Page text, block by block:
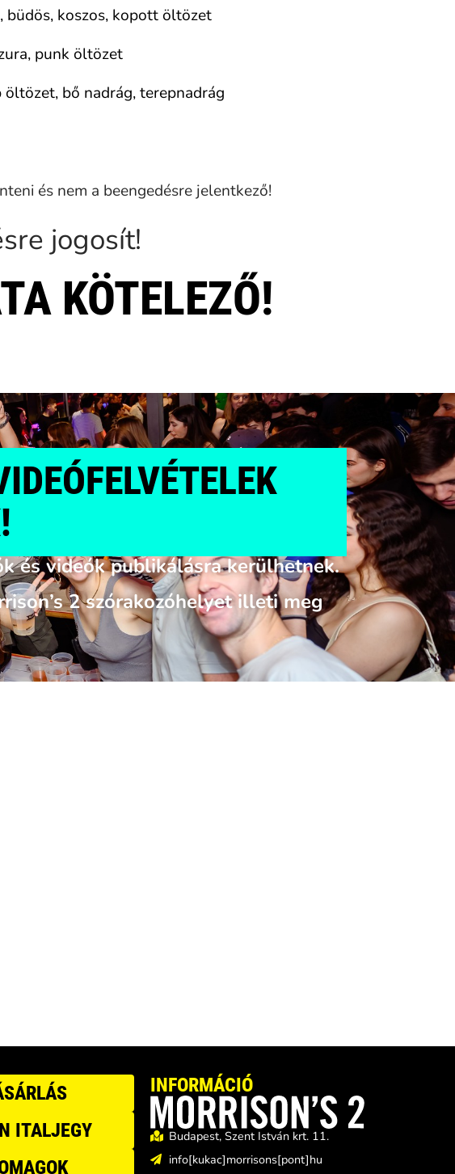
büdös, koszos, kopott öltözet
punk öltözet
bő nadrág, terepnadrág
és nem a beengedésre jelentkező!
jogosít!
KÖTELEZŐ!
és videók publikálásra kerülhetnek.
2 szórakozóhelyet illeti meg
ITALJEGY
INFORMÁCIÓ
Budapest, Szent István krt. 11.
info[kukac]morrisons[pont]hu